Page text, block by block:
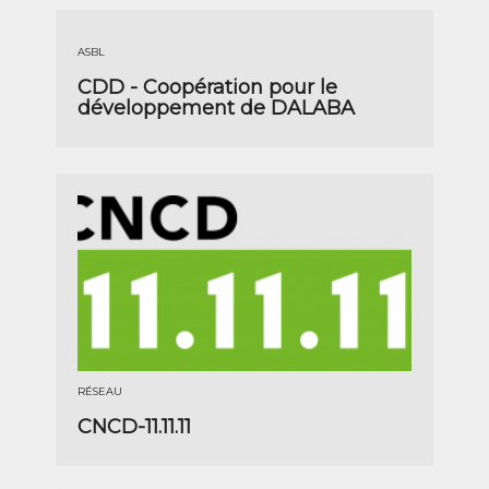
ASBL
CDD - Coopération pour le
développement de DALABA
RÉSEAU
CNCD-11.11.11